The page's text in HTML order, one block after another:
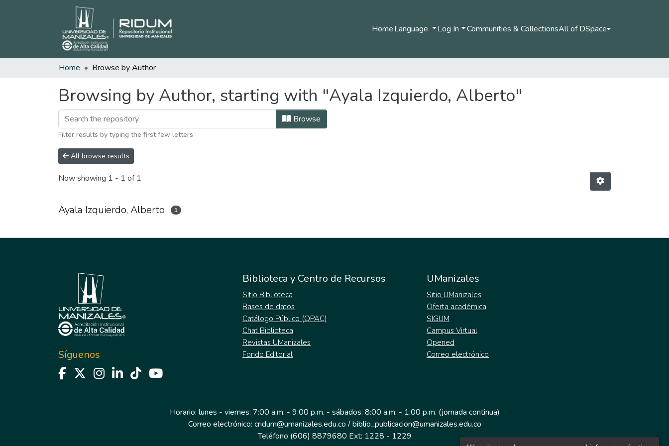
HomeLanguage Log In Communities & CollectionsAll of DSpace
Home Browse by Author
Browsing by Author, starting with "Ayala Izquierdo, Alberto"
Browse
Filter results by typing the first few letters
All browse results
Now showing 1 - 1 of 1
Ayala Izquierdo, Alberto 1
Síguenos
Biblioteca y Centro de Recursos
Sitio Biblioteca
Bases de datos
Catálogo Público (OPAC)
Chat Biblioteca
Revistas UManizales
Fondo Editorial
UManizales
Sitio UManizales
Oferta académica
SIGUM
Campus Virtual
Opened
Correo electrónico
Horario: lunes - viernes: 7:00 a.m. - 9:00 p.m. - sábados: 8:00 a.m. - 1:00 p.m. (jornada continua)
Correo electrónico: cridum@umanizales.edu.co / biblio_publicacion@umanizales.edu.co
Teléfono (606) 8879680 Ext: 1228 - 1229